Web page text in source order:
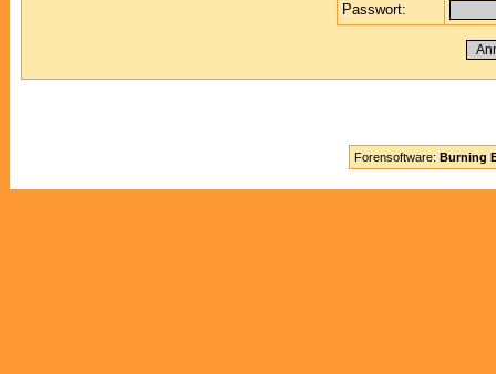
Passwort:
Forensoftware: Burning